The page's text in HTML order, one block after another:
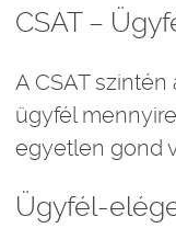
CSAT –
A CSAT
ügyfél
egyetlen gond
Ügyfél-